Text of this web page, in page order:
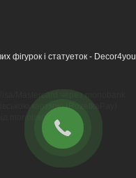
фігурок і статуеток - Decor4you